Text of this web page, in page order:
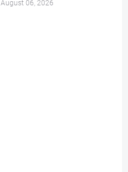
August 06, 2026